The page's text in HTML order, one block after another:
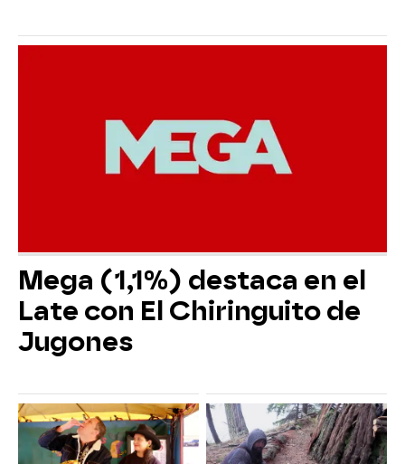
Mega (1,1%) destaca en el
Late con El Chiringuito de
Jugones